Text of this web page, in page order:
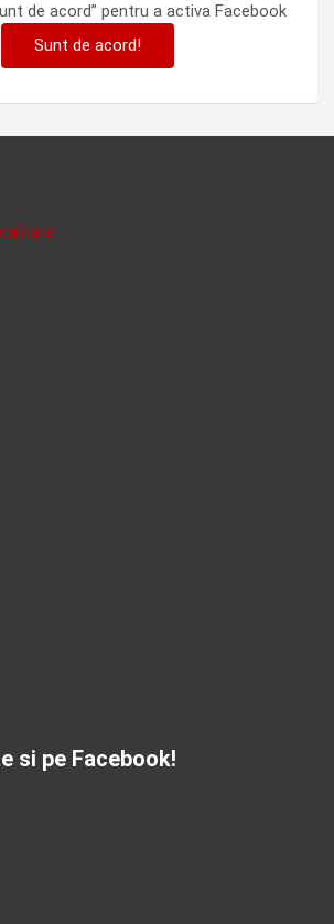
de acord” pentru a activa Facebook
Sunt de acord!
si pe Facebook!